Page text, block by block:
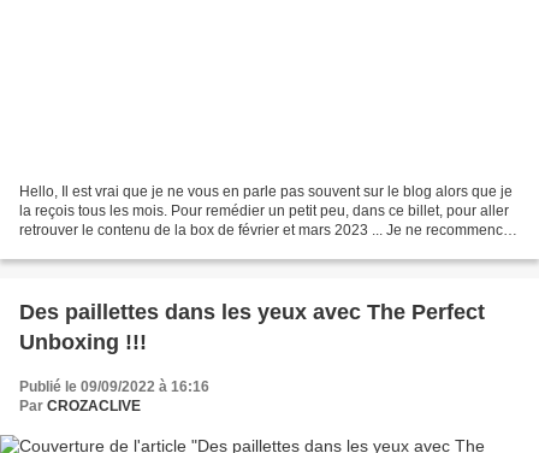
Hello, Il est vrai que je ne vous en parle pas souvent sur le blog alors que je
la reçois tous les mois. Pour remédier un petit peu, dans ce billet, pour aller
retrouver le contenu de la box de février et mars 2023 ... Je ne recommence
Des paillettes dans les yeux avec The Perfect
Unboxing !!!
Publié le 09/09/2022 à 16:16
Par CROZACLIVE